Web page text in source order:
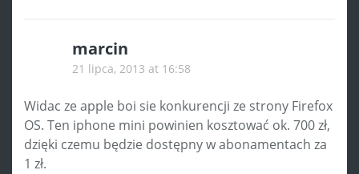
marcin
21 lipca, 2013 at 16:58
Widac ze apple boi sie konkurencji ze strony Firefox
OS. Ten iphone mini powinien kosztować ok. 700 zł,
dzięki czemu będzie dostępny w abonamentach za
1 zł.